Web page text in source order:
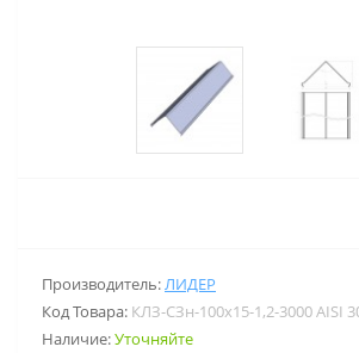
Производитель:ЛИДЕР
Код Товара: КЛЗ-СЗн-100х15-1,2-3000 AISI
Наличие:Уточняйте